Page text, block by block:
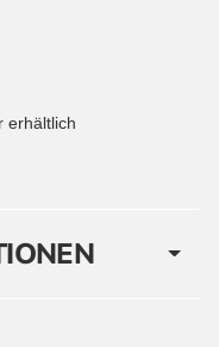
erhältlich